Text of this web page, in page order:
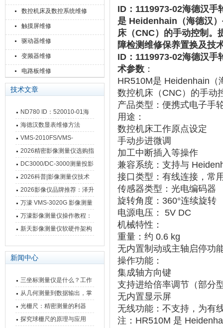
数控机床及数控系统维修
触摸屏维修
驱动器维修
变频器维修
电路板维修
技术文章
ND780 ID：520010-01海
德汉数显表故障维修内容
海德汉数显表维修方法
VMS-2010FS/VMS-
3020FS/VMS-4030FS手动
影像测量仪技术参数
2026精密影像测量仪选购指
南 靠谱品牌一站式选型推荐
DC3000/DC-3000测量投影
仪万濠数据处理器数显表故
障维修方法
2026科普|影像测量仪技术
原理、分类及选型应用
2026影像仪品牌推荐：泽升
影像测量仪选型指南
万濠 VMS-3020G 影像测量
仪技术规格与应用解析
万濠影像测量仪操作教程：
从开机到出报告，新手也能
新天影像测量仪软硬件架构
新闻中心
三坐标测量仪是什么？工作
原理、分类与核心功能一次
讲清
从几何测量到数据输出，掌
握万濠影像测量仪的六大核
心能力
光栅尺：精密测量的利器
探究球栅尺的原理与应用
ID：1119973-02海德汉手
是 ‌Heidenhain（海德汉
床（CNC）的手动控制。
障检测维修保养置换及技
ID：1119973-02海德汉手
术参数 ：
HR510M是 ‌ Heidenhain（
数控机床（CNC）的手动
产品类型 ：便携式电子手
用途 ‌：
数控机床工作原点设定
手动步进微调
加工中断插入等操作
兼容系统 ‌：支持与 ‌
接口类型 ：有线连接，常
传感器类型 ‌：‌ 光电编码器
旋转角度 ‌：‌ 360°连续旋转
电源电压 ‌： ‌ 5V DC
机械特性 ‌：
重量：约 ‌ 0.6 kg
无内置制动或主轴启停功
操作功能 ‌：
集成轴方向键
支持进给倍率调节（部分
无内置显示屏
无线功能 ‌：‌ 不支持 ，为有
注：HR510M 是